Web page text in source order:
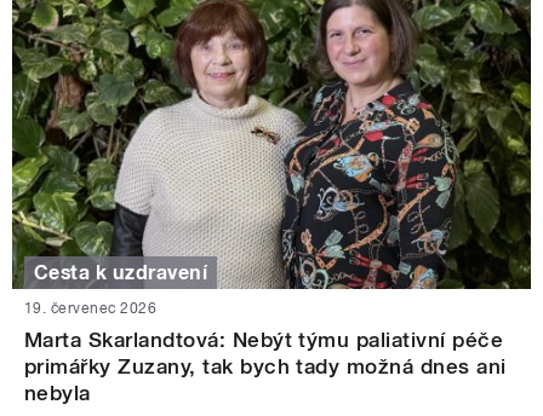
Cesta k uzdravení
19. červenec 2026
Marta Skarlandtová: Nebýt týmu paliativní péče
primářky Zuzany, tak bych tady možná dnes ani
nebyla